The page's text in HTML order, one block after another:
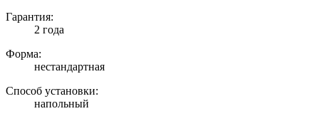
Гарантия:
2 года
Форма:
нестандартная
Способ установки:
напольный